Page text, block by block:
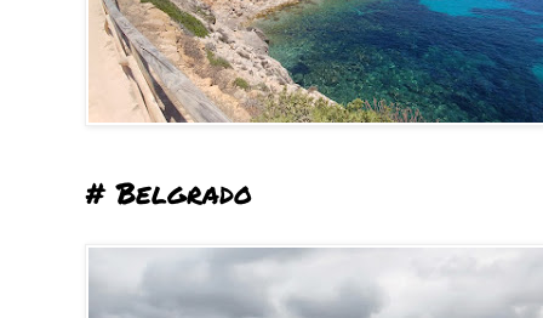
# Belgrado